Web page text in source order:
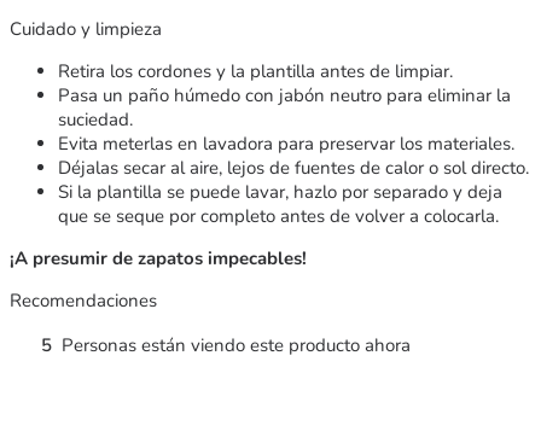
Cuidado y limpieza
Retira los cordones y la plantilla antes de limpiar.
Pasa un paño húmedo con jabón neutro para eliminar la
suciedad.
Evita meterlas en lavadora para preservar los materiales.
Déjalas secar al aire, lejos de fuentes de calor o sol directo.
Si la plantilla se puede lavar, hazlo por separado y deja
que se seque por completo antes de volver a colocarla.
¡A presumir de zapatos impecables!
Recomendaciones
5 Personas están viendo este producto ahora